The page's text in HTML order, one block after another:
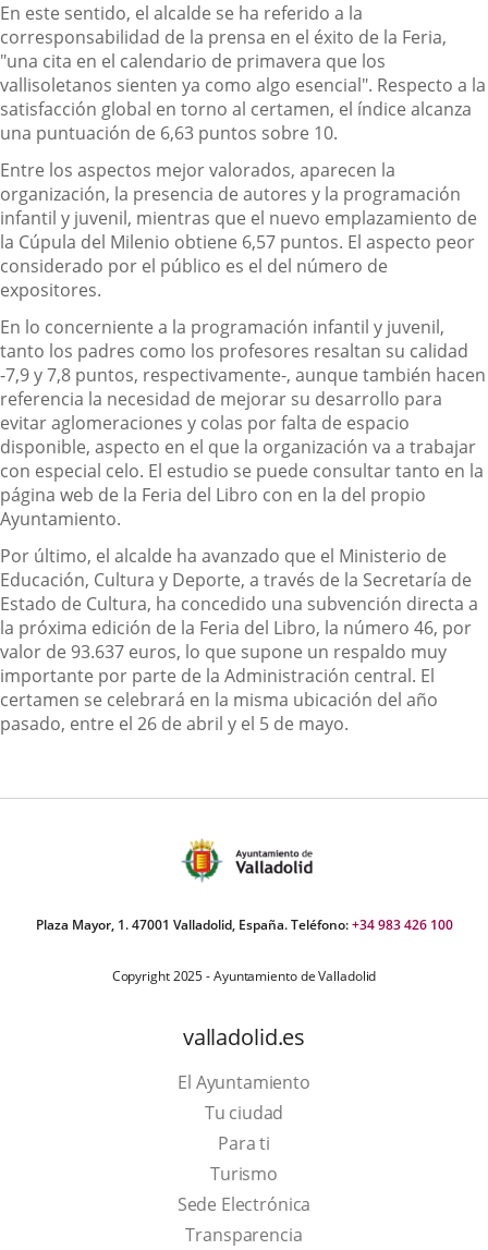
En este sentido, el alcalde se ha referido a la
corresponsabilidad de la prensa en el éxito de la Feria,
"una cita en el calendario de primavera que los
vallisoletanos sienten ya como algo esencial". Respecto a la
satisfacción global en torno al certamen, el índice alcanza
una puntuación de 6,63 puntos sobre 10.
Entre los aspectos mejor valorados, aparecen la
organización, la presencia de autores y la programación
infantil y juvenil, mientras que el nuevo emplazamiento de
la Cúpula del Milenio obtiene 6,57 puntos. El aspecto peor
considerado por el público es el del número de
expositores.
En lo concerniente a la programación infantil y juvenil,
tanto los padres como los profesores resaltan su calidad
-7,9 y 7,8 puntos, respectivamente-, aunque también hacen
referencia la necesidad de mejorar su desarrollo para
evitar aglomeraciones y colas por falta de espacio
disponible, aspecto en el que la organización va a trabajar
con especial celo. El estudio se puede consultar tanto en la
página web de la Feria del Libro con en la del propio
Ayuntamiento.
Por último, el alcalde ha avanzado que el Ministerio de
Educación, Cultura y Deporte, a través de la Secretaría de
Estado de Cultura, ha concedido una subvención directa a
la próxima edición de la Feria del Libro, la número 46, por
valor de 93.637 euros, lo que supone un respaldo muy
importante por parte de la Administración central. El
certamen se celebrará en la misma ubicación del año
pasado, entre el 26 de abril y el 5 de mayo.
Plaza Mayor, 1. 47001 Valladolid, España. Teléfono:+34 983 426 100
Copyright 2025 - Ayuntamiento de Valladolid
valladolid.es
El Ayuntamiento
Tu ciudad
Para ti
TurismoThis
link
will
Sede Electrónica
Transparencia